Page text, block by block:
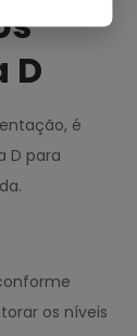
D
é
D para
os níveis